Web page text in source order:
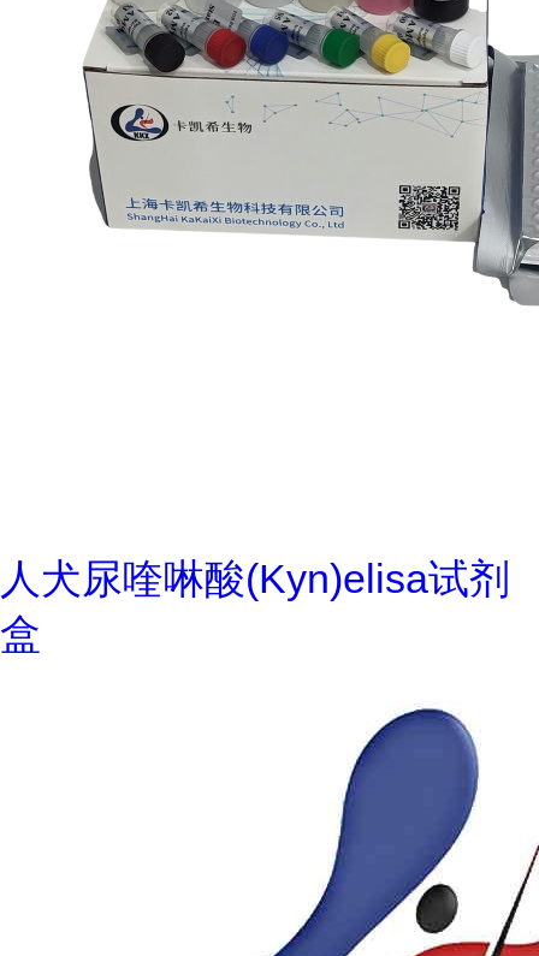
人犬尿喹啉酸(Kyn)elisa试剂
盒